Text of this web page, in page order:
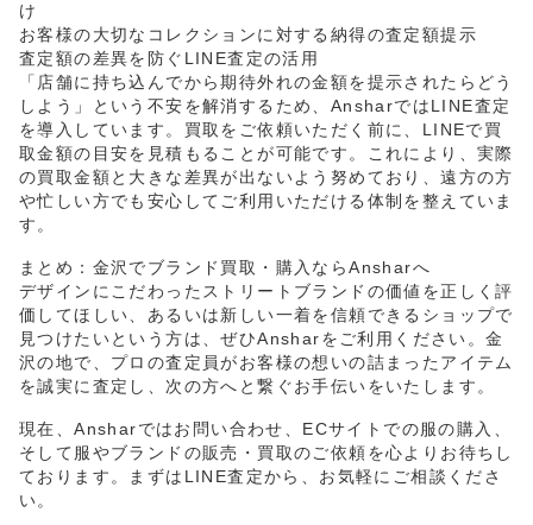
け
お客様の大切なコレクションに対する納得の査定額提示
査定額の差異を防ぐLINE査定の活用
「店舗に持ち込んでから期待外れの金額を提示されたらどう
しよう」という不安を解消するため、AnsharではLINE査定
を導入しています。買取をご依頼いただく前に、LINEで買
取金額の目安を見積もることが可能です。これにより、実際
の買取金額と大きな差異が出ないよう努めており、遠方の方
や忙しい方でも安心してご利用いただける体制を整えていま
す。
まとめ：金沢でブランド買取・購入ならAnsharへ
デザインにこだわったストリートブランドの価値を正しく評
価してほしい、あるいは新しい一着を信頼できるショップで
見つけたいという方は、ぜひAnsharをご利用ください。金
沢の地で、プロの査定員がお客様の想いの詰まったアイテム
を誠実に査定し、次の方へと繋ぐお手伝いをいたします。
現在、Ansharではお問い合わせ、ECサイトでの服の購入、
そして服やブランドの販売・買取のご依頼を心よりお待ちし
ております。まずはLINE査定から、お気軽にご相談くださ
い。